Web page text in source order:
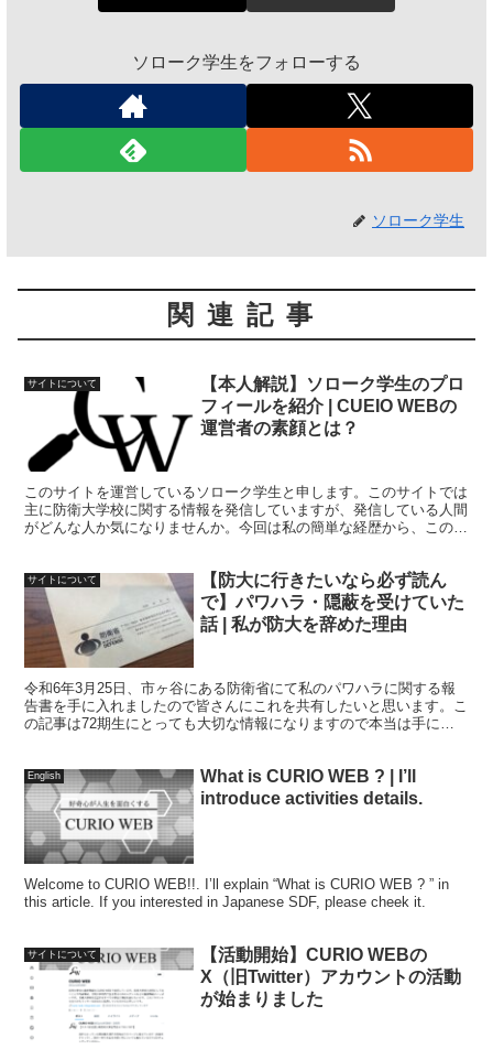
ソローク学生をフォローする
ソローク学生
関連記事
サイトについて
【本人解説】ソローク学生のプロ
フィールを紹介 | CUEIO WEBの
運営者の素顔とは？
このサイトを運営しているソローク学生と申します。このサイトでは
主に防衛大学校に関する情報を発信していますが、発信している人間
がどんな人か気になりませんか。今回は私の簡単な経歴から、このサ
サイトについて
【防大に行きたいなら必ず読ん
で】パワハラ・隠蔽を受けていた
話 | 私が防大を辞めた理由
令和6年3月25日、市ヶ谷にある防衛省にて私のパワハラに関する報
告書を手に入れましたので皆さんにこれを共有したいと思います。こ
の記事は72期生にとっても大切な情報になりますので本当は手に入
English
What is CURIO WEB ? | I’ll
introduce activities details.
Welcome to CURIO WEB!!. I’ll explain “What is CURIO WEB ? ” in
this article. If you interested in Japanese SDF, please cheek it.
サイトについて
【活動開始】CURIO WEBの
X（旧Twitter）アカウントの活動
が始まりました